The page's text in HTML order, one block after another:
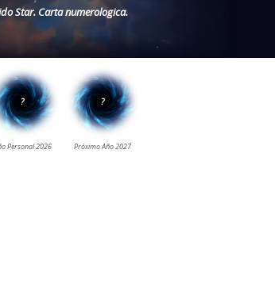
Star. Carta numerologica.